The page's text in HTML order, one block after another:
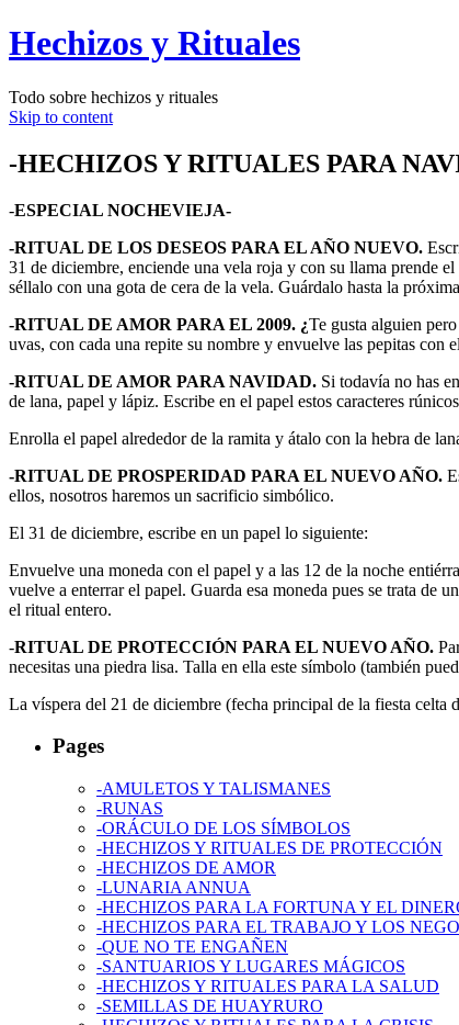
Hechizos y Rituales
Todo sobre hechizos y rituales
Skip to content
-HECHIZOS Y RITUALES PARA
-ESPECIAL NOCHEVIEJA-
-RITUAL DE LOS DESEOS PARA EL AÑO NUEVO.
31 de diciembre, enciende una vela roja y con su llama prende
séllalo con una gota de cera de la vela. Guárdalo hasta la
-RITUAL DE AMOR PARA EL 2009. ¿Te gusta alguien
uvas, con cada una repite su nombre y envuelve las pepitas con
-RITUAL DE AMOR PARA NAVIDAD. Si todavía no has
de lana, papel y lápiz. Escribe en el papel estos caracteres
Enrolla el papel alrededor de la ramita y átalo con la hebra de
-RITUAL DE PROSPERIDAD PARA EL NUEVO AÑO.
ellos, nosotros haremos un sacrificio simbólico.
El 31 de diciembre, escribe en un papel lo siguiente:
Envuelve una moneda con el papel y a las 12 de la noche
vuelve a enterrar el papel. Guarda esa moneda pues se trata de
el ritual entero.
-RITUAL DE PROTECCIÓN PARA EL NUEVO AÑO.
necesitas una piedra lisa. Talla en ella este símbolo (también
La víspera del 21 de diciembre (fecha principal de la fiesta
Pages
-AMULETOS Y TALISMANES
-RUNAS
-ORÁCULO DE LOS SÍMBOLOS
-HECHIZOS Y RITUALES DE PROTECCIÓN
-HECHIZOS DE AMOR
-LUNARIA ANNUA
-HECHIZOS PARA LA FORTUNA Y EL
-HECHIZOS PARA EL TRABAJO Y LOS
-QUE NO TE ENGAÑEN
-SANTUARIOS Y LUGARES MÁGICOS
-HECHIZOS Y RITUALES PARA LA SALUD
-SEMILLAS DE HUAYRURO